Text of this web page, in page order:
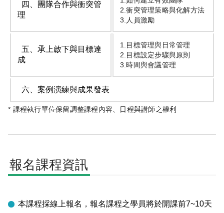
四、團隊合作與衝突管
理
2.衝突管理策略與化解方法
3.人員激勵
五、承上啟下與目標達
成
1.目標管理與日常管理
2.目標設定步驟與原則
3.時間與會議管理
六、案例演練與成果發表
* 課程執行單位保留調整課程內容、日程與講師之權利
報名課程資訊
本課程採線上報名，報名課程之學員將於開課前7~10天